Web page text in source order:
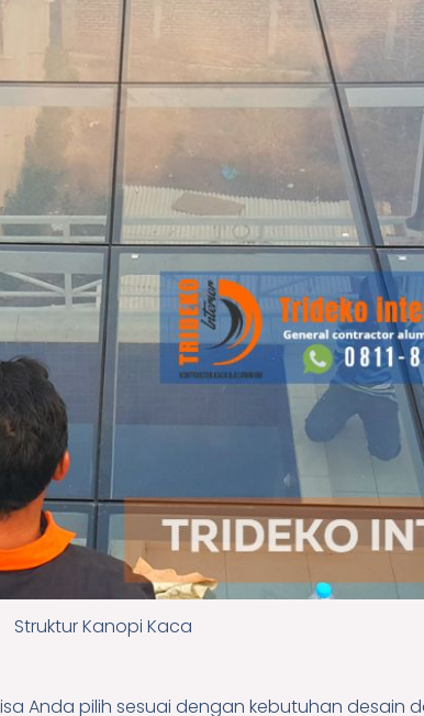
Struktur Kanopi Kaca
Anda pilih sesuai dengan kebutuhan desain